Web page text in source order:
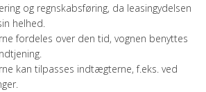
og regnskabsføring, da leasingydelsen
helhed.
fordeles over den tid, vognen benyttes
kan tilpasses indtægterne, f.eks. ved